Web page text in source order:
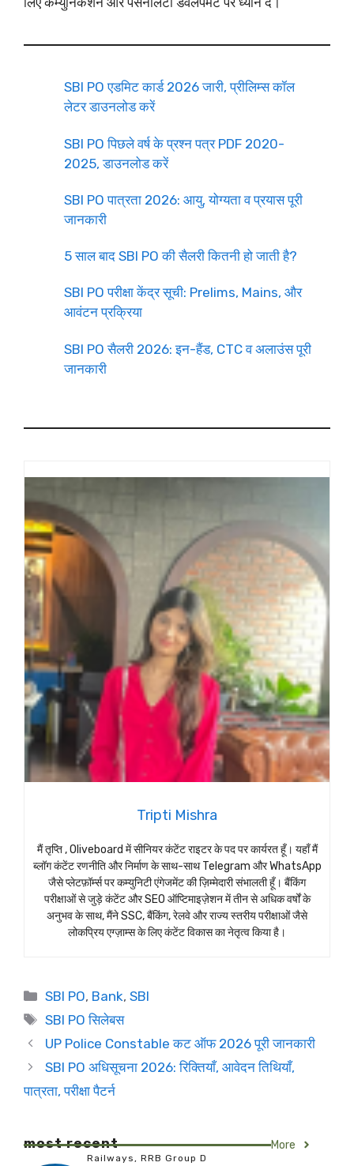
SBI PO एडमिट कार्ड 2026 जारी, प्रीलिम्स कॉल
लेटर डाउनलोड करें
SBI PO पिछले वर्ष के प्रश्न पत्र PDF 2020-
2025, डाउनलोड करें
SBI PO पात्रता 2026: आयु, योग्यता व प्रयास पूरी
जानकारी
5 साल बाद SBI PO की सैलरी कितनी हो जाती है?
SBI PO परीक्षा केंद्र सूची: Prelims, Mains, और
आवंटन प्रक्रिया
SBI PO सैलरी 2026: इन-हैंड, CTC व अलाउंस पूरी
जानकारी
Tripti Mishra
मैं तृप्ति , Oliveboard में सीनियर कंटेंट राइटर के पद पर कार्यरत हूँ। यहाँ मैं
ब्लॉग कंटेंट रणनीति और निर्माण के साथ-साथ Telegram और WhatsApp
जैसे प्लेटफ़ॉर्म्स पर कम्युनिटी एंगेजमेंट की ज़िम्मेदारी संभालती हूँ। बैंकिंग
परीक्षाओं से जुड़े कंटेंट और SEO ऑप्टिमाइज़ेशन में तीन से अधिक वर्षों के
अनुभव के साथ, मैंने SSC, बैंकिंग, रेलवे और राज्य स्तरीय परीक्षाओं जैसे
लोकप्रिय एग्ज़ाम्स के लिए कंटेंट विकास का नेतृत्व किया है।
Categories
SBI PO, Bank,SBI
Tags
SBI PO सिलेबस
UP Police Constable कट ऑफ 2026 पूरी जानकारी
SBI PO अधिसूचना 2026: रिक्तियाँ, आवेदन तिथियाँ,
पात्रता, परीक्षा पैटर्न
most recent More
Railways , RRB Group D